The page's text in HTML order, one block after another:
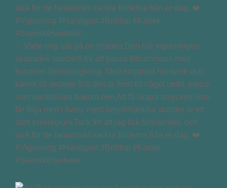
✨ Varje ring bär på en historia.Den här vigselringen
skapades speciellt för att passa tillsammans med
kundens förlovningsring. Med noggrant hantverk och
kärlek till detaljer fick den ta form till något unikt, precis
som berättelsen bakom den.Att få skapa smycken som
får följa med i livets mest betydelsefulla stunder är ett
stort privilegium.Tack för att jag fick förtroendet, och
tack för de fantastiskt vackra bilderna från er dag. ❤️
#Vigselring #Handgjort #Bröllop #Kärlek
#SvensktHantverk